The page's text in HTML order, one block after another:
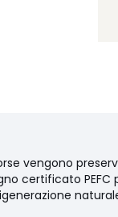
poliestere
aperture
vengono
certificato